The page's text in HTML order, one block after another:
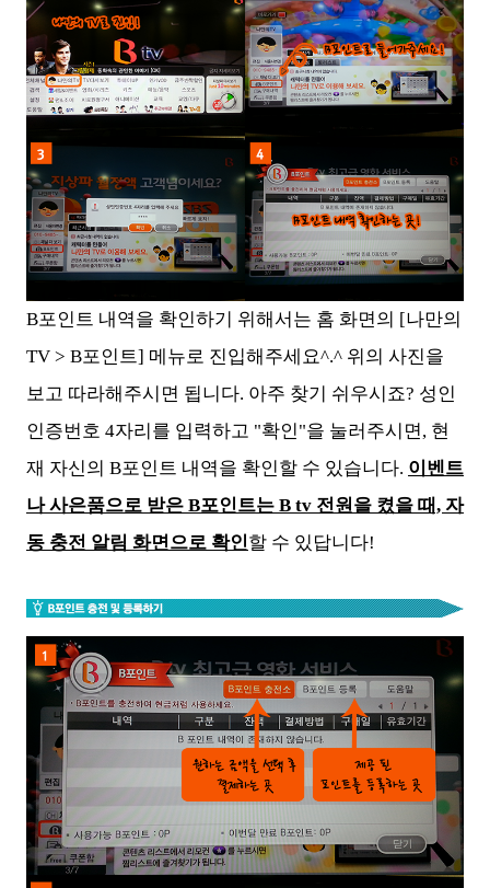
B포인트 내역을 확인하기 위해서는 홈 화면의 [나만의
TV > B포인트] 메뉴로 진입해주세요^.^ 위의 사진을
보고 따라해주시면 됩니다. 아주 찾기 쉬우시죠? 성인
인증번호 4자리를 입력하고 "확인"을 눌러주시면, 현
재 자신의 B포인트 내역을 확인할 수 있습니다. 이벤트
나 사은품으로 받은 B포인트는 B tv 전원을 켰을 때, 자
동 충전 알림 화면으로 확인할 수 있답니다!